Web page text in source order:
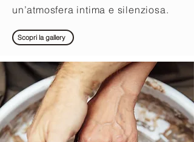
un’atmosfera intima e silenziosa.
Scopri la gallery